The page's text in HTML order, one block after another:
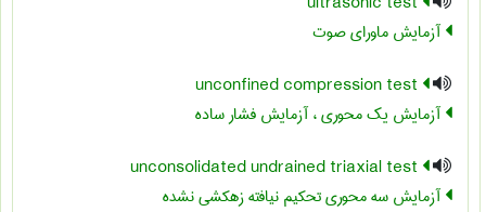
آزمایش ماورای صوت
آزمایش یک محوری ، آزمایش فشار ساده
آزمایش سه محوری تحکیم نیافته زهکشی ‏نشده